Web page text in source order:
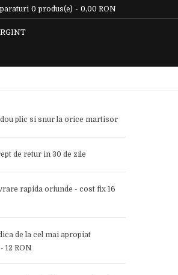
0 produs(e) - 0,00 RON
plic si snur la orice martisor
de retur in 30 de zile
rapida oriunde - cost fix 16
de la cel mai apropiat
12 RON